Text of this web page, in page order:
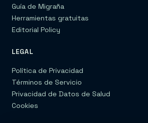
Guía de Migraña
Herramientas gratuitas
Editorial Policy
LEGAL
Política de Privacidad
Términos de Servicio
Privacidad de Datos de Salud
Cookies